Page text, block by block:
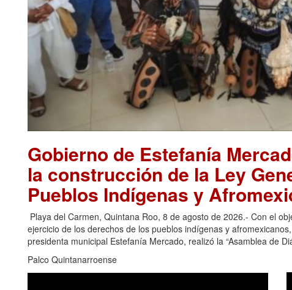
Gobierno de Estefanía
la construcción de la Ley
Pueblos Indígenas y
Playa del Carmen, Quintana Roo, 8 de agosto de 2026.- Con el
ejercicio de los derechos de los pueblos indígenas y
presidenta municipal Estefanía Mercado, realizó la “Asamblea de
Palco Quintanarroense